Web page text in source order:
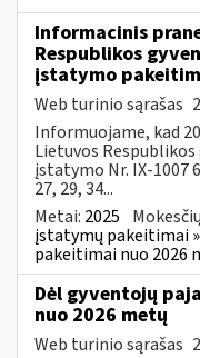
Informacinis
Respublikos
įstatymo
Web turinio sąrašas
Informuojame, kad
Lietuvos
įstatymo Nr. IX-1007
27, 29, 34...
Metai: 2025
įstatymų pakeitimai
pakeitimai nuo 2026
Dėl gyventojų
nuo 2026 metų
Web turinio sąrašas